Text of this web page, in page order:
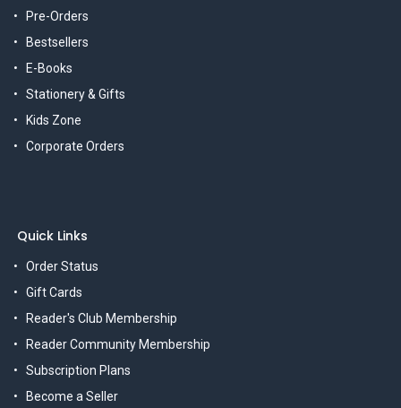
Pre-Orders
Bestsellers
E-Books
Stationery & Gifts
Kids Zone
Corporate Orders
Quick Links
Order Status
Gift Cards
Reader's Club Membership
Reader Community Membership
Subscription Plans
Become a Seller